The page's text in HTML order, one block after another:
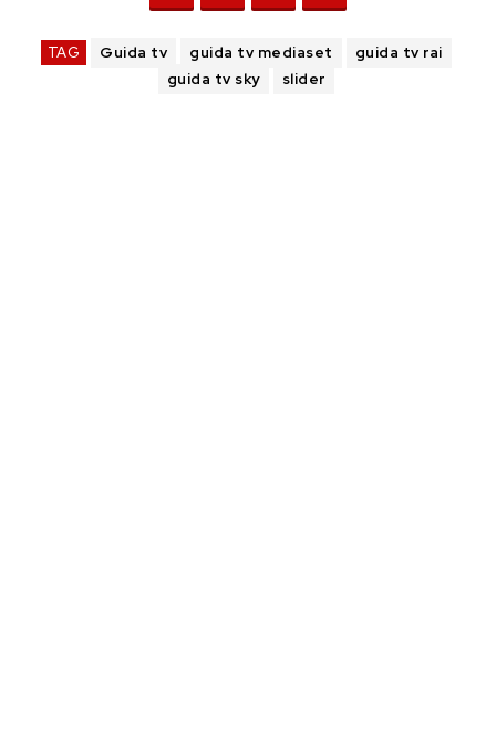
TAG Guida tv guida tv mediaset
guida tv rai
guida tv sky
slider